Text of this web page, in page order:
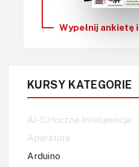
Wypełnij ankietę i
KURSY KATEGORIE
AI-Sztuczna Inteligencja
Aparatura
Arduino